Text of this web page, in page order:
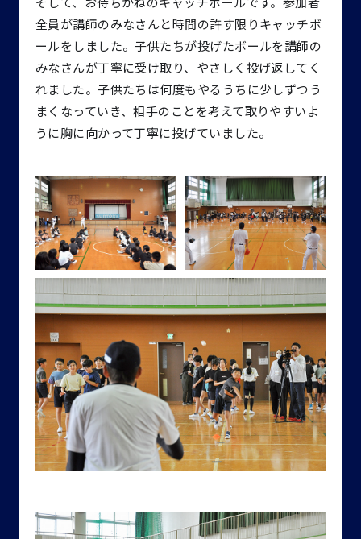
全員が講師のみなさんと時間の許す限りキャッチボ
ールをしました。子供たちが投げたボールを講師の
みなさんが丁寧に受け取り、やさしく投げ返してく
れました。子供たちは何度もやるうちに少しずつう
まくなっていき、相手のことを考えて取りやすいよ
うに胸に向かって丁寧に投げていました。